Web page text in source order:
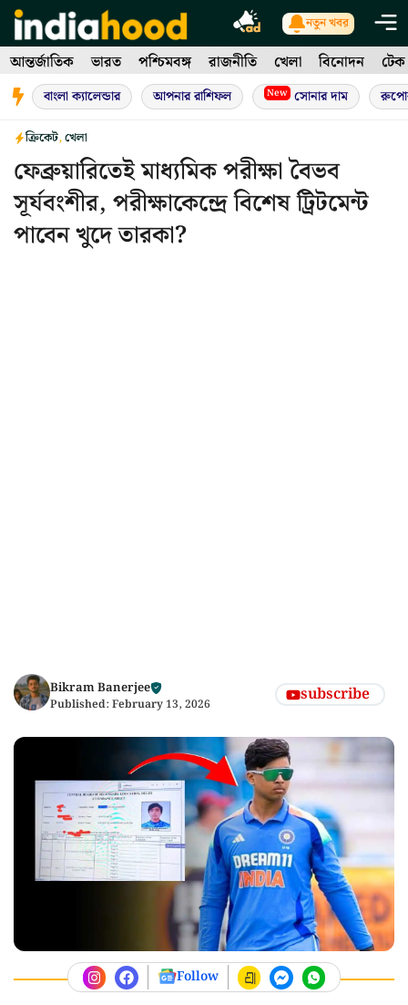
Skip
to
content
নতুন খবর
আন্তর্জাতিক ভারত পশ্চিমবঙ্গ রাজনীতি খেলা বিনোদন টেক
বাংলা ক্যালেন্ডার আপনার রাশিফল New সোনার দাম
ক্রিকেট,খেলা
ফেব্রুয়ারিতেই মাধ্যমিক পরীক্ষা বৈভব
সূর্যবংশীর, পরীক্ষাকেন্দ্রে বিশেষ ট্রিটমেন্ট
পাবেন খুদে তারকা?
Bikram Banerjee
Published: February 13, 2026 subscribe
Follow